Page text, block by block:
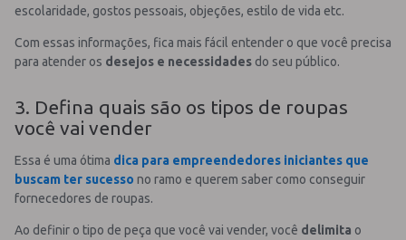
escolaridade, gostos pessoais, objeções, estilo de vida etc.
Com essas informações, fica mais fácil entender o que você precisa
para atender os desejos e necessidades do seu público.
3. Defina quais são os tipos de roupas
você vai vender
Essa é uma ótima dica para empreendedores iniciantes que
buscam ter sucesso no ramo e querem saber como conseguir
fornecedores de roupas.
Ao definir o tipo de peça que você vai vender, você delimita o